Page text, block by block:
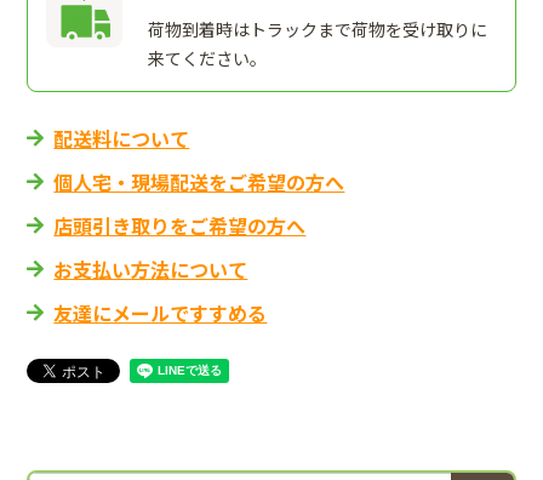
荷物到着時はトラックまで荷物を受け取りに
来てください。
配送料について
個人宅・現場配送をご希望の方へ
店頭引き取りをご希望の方へ
お支払い方法について
友達にメールですすめる